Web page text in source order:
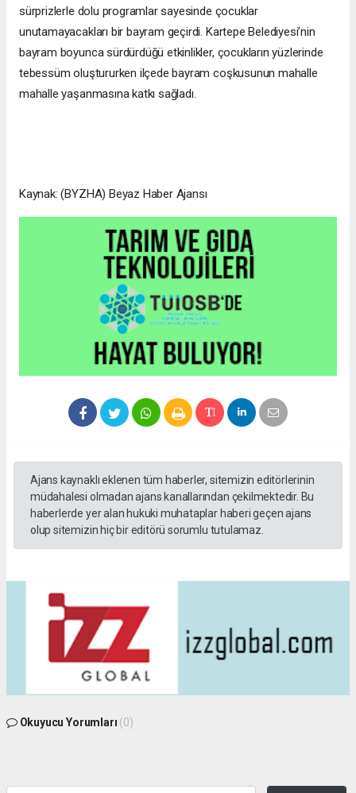
sürprizlerle dolu programlar sayesinde çocuklar
unutamayacakları bir bayram geçirdi. Kartepe Belediyesi’nin
bayram boyunca sürdürdüğü etkinlikler, çocukların yüzlerinde
tebessüm oluştururken ilçede bayram coşkusunun mahalle
mahalle yaşanmasına katkı sağladı.
Kaynak: (BYZHA) Beyaz Haber Ajansı
Ajans kaynaklı eklenen tüm haberler, sitemizin editörlerinin
müdahalesi olmadan ajans kanallarından çekilmektedir. Bu
haberlerde yer alan hukuki muhataplar haberi geçen ajans
olup sitemizin hiç bir editörü sorumlu tutulamaz.
Okuyucu Yorumları (0)